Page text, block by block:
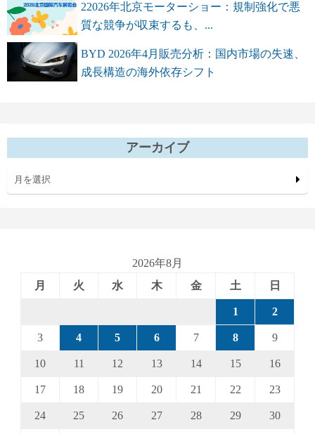
22026年北京モーターショー：規制強化で悪
質な競争が収束するも、...
BYD 2026年4月販売分析：国内市場の失速、
成長構造の海外依存シフト
アーカイブ
月を選択
2026年8月
月
火 水 木 金 土 日
1 2
3 4 5 6 7 8 9
10 11 12 13 14 15 16
17 18 19 20 21 22 23
24 25 26 27 28 29 30